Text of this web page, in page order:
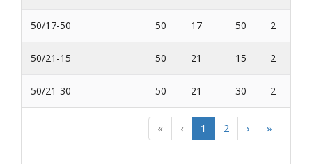
« ‹ 1 2 › »
50/17-50 50 17 50 2
50/21-15 50 21 15 2
50/21-30 50 21 30 2